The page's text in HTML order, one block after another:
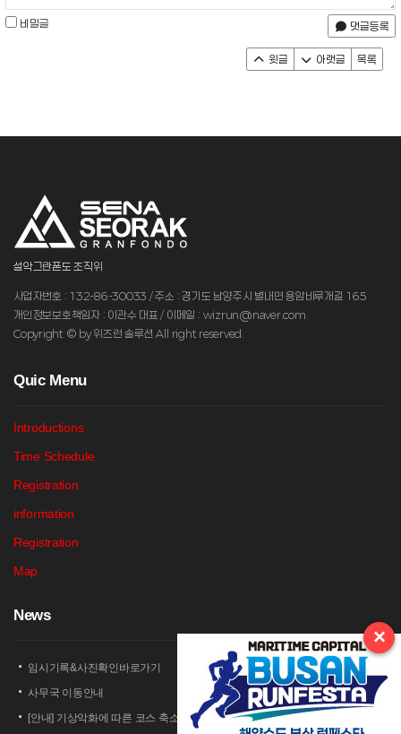
비밀글 댓글등록
윗글 아랫글 목록
설악그란폰도 조직위
사업자번호 : 132-86-30033 / 주소 : 경기도 남양주시 별내면 용암비루개길 165
개인정보보호책임자 : 이관수 대표 / 이메일 : wizrun@naver.com
Copyright © by 위즈런 솔루션 All right reserved.
Quic Menu
Introductions
Time Schedule
Registration
information
Registration
Map
News
임시기록&사진확인바로가기
사무국 이동안내
[안내] 기상악화에 따른 코스 축소 운영 안내
×